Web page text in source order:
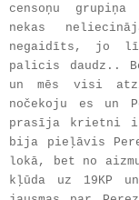
censoņu
nekas
negaidīts, jo
palicis daudz..
un mēs visi
nočekoju es un
prasīja krietni
bija pieļāvis
lokā, bet no
kļūda uz 19KP